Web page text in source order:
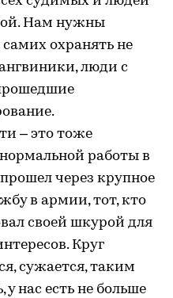
Нам нужны
охранять не
люди с
– это тоже
работы в
через крупное
в армии, тот, кто
своей шкурой для
Круг
сужается, таким
у нас есть не больше